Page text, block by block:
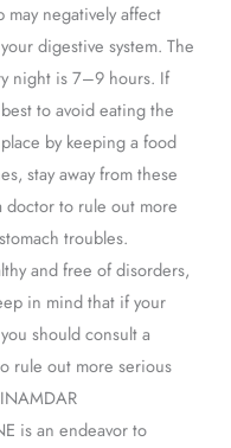
negatively affect
digestive system. The
night is 7–9 hours. If
to avoid eating the
by keeping a food
stay away from these
doctor to rule out more
troubles.
and free of disorders,
in mind that if your
should consult a
rule out more serious
is an endeavor to